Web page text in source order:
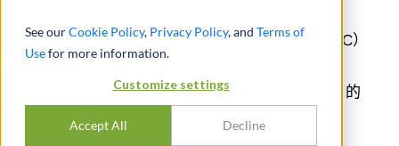
See ourCookie Policy, Privacy Policy, and Terms of
Usefor more information.
Customize settings
Accept All Decline
Stout 今天宣布，其客户 ASEC 公司家族 （ASEC）
Solutions 收购。Stout 在此次交易中担任 ASEC 的
独家财务顾问。